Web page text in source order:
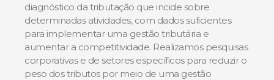
diagnóstico da tributação que incide sobre
determinadas atividades, com dados suficientes
para implementar uma gestão tributária e
aumentar a competitividade. Realizamos pesquisas
corporativas e de setores específicos para reduzir o
peso dos tributos por meio de uma gestão